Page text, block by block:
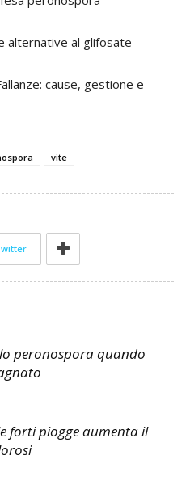
alternative al glifosate
cause, gestione e
vite
peronospora quando
forti piogge aumenta il